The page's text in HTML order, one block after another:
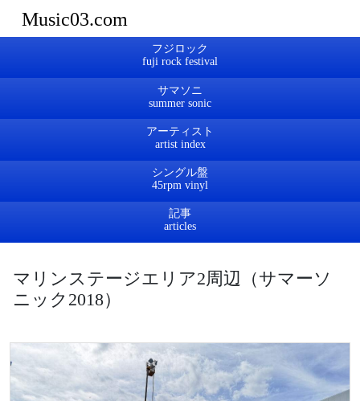
Music03.com
フジロック
サマソニ
アーティスト
シングル盤
記事
マリンステージエリア2周辺（サマーソ
ニック2018）